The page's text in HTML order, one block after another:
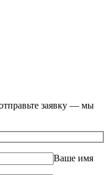
заявку — мы
Ваше имя